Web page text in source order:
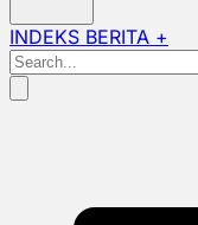
INDEKS BERITA +